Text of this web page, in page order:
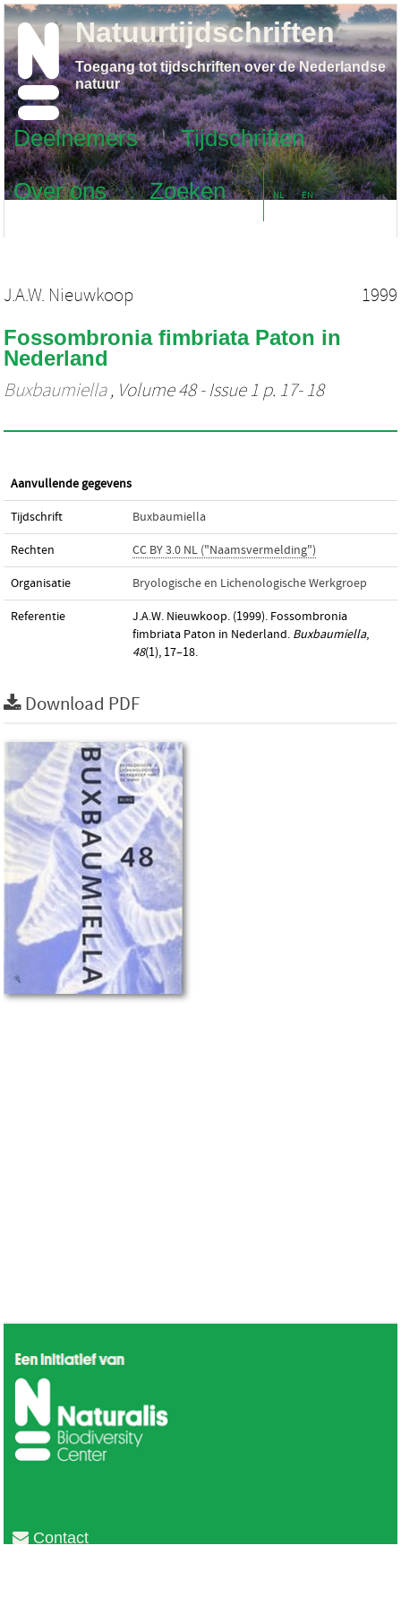
Deelnemers
Tijdschriften
Over ons
Zoeken NL EN
Natuurtijdschriften
Toegang tot tijdschriften over de Nederlandse
natuur
J.A.W. Nieuwkoop 1999
Fossombronia fimbriata Paton in
Nederland
Buxbaumiella, Volume 48 - Issue 1 p. 17- 18
Aanvullende gegevens
Tijdschrift Buxbaumiella
Rechten CC BY 3.0 NL ("Naamsvermelding")
Organisatie Bryologische en Lichenologische Werkgroep
Referentie
J.A.W. Nieuwkoop. (1999). Fossombronia
fimbriata Paton in Nederland. Buxbaumiella,
48(1), 17–18.
Download PDF
Contact